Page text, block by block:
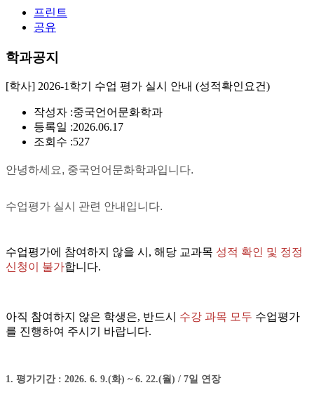
프린트
공유
학과공지
[학사] 2026-1학기 수업 평가 실시 안내 (성적확인요건)
작성자 :중국언어문화학과
등록일 :2026.06.17
조회수 :527
안녕하세요, 중국언어문화학과입니다.
수업평가 실시 관련 안내입니다.
수업평가에 참여하지 않을 시, 해당 교과목 성적 확인 및 정정
신청이 불가합니다.
아직 참여하지 않은 학생은, 반드시 수강 과목 모두 수업평가
를 진행하여 주시기 바랍니다.
1. 평가기간 : 2026. 6. 9.(화) ~ 6. 22.(월) / 7일 연장